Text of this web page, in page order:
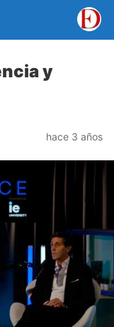
y
hace 3 años